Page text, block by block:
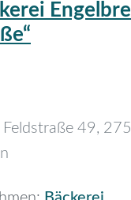
Feldstraße 49,